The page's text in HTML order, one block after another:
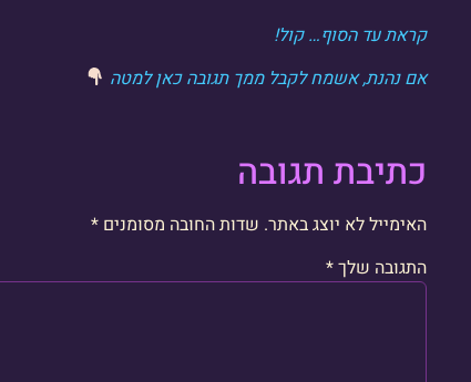
קראת עד הסוף… קול!
אם נהנת, אשמח לקבל ממך תגובה כאן למטה
כתיבת תגובה
האימייל לא יוצג באתר. שדות החובה מסומנים *
התגובה שלך*